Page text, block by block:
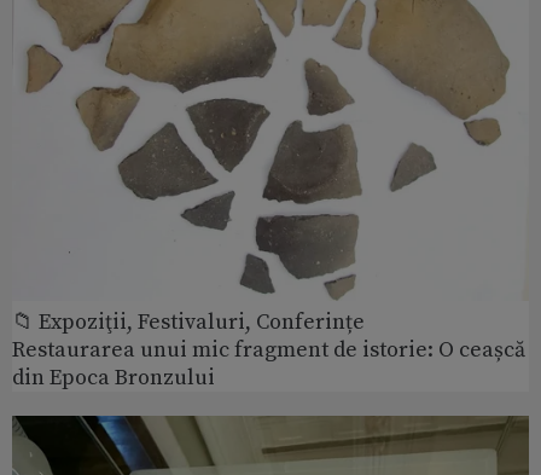
📁 Expoziţii, Festivaluri, Conferințe
Restaurarea unui mic fragment de istorie: O ceașcă
din Epoca Bronzului